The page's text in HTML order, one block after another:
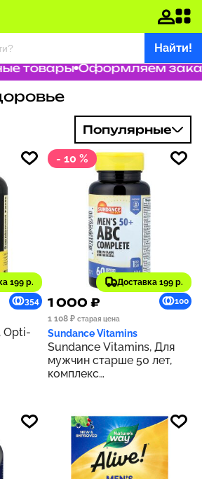
Найти!
товары Оформляем заказ
Популярные
199 р.
354
Opti-
- 10 %
Доставка 199 р.
1 000 ₽
100
1 108 ₽ старая цена
Sundance Vitamins
Sundance Vitamins, Для
мужчин старше 50 лет,
комплекс
капсул в оболочке